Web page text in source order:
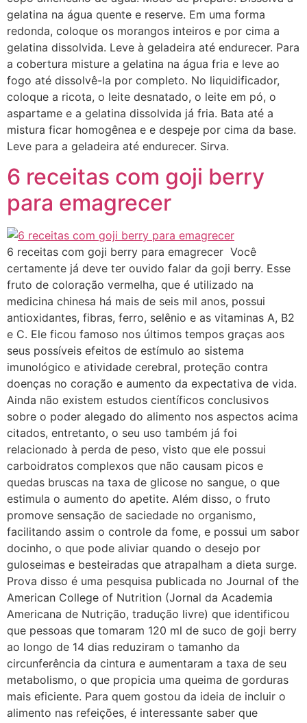
gelatina na água quente e reserve. Em uma forma
redonda, coloque os morangos inteiros e por cima a
gelatina dissolvida. Leve à geladeira até endurecer. Para
a cobertura misture a gelatina na água fria e leve ao
fogo até dissolvê-la por completo. No liquidificador,
coloque a ricota, o leite desnatado, o leite em pó, o
aspartame e a gelatina dissolvida já fria. Bata até a
mistura ficar homogênea e e despeje por cima da base.
Leve para a geladeira até endurecer. Sirva.
6 receitas com goji berry
para emagrecer
6 receitas com goji berry para emagrecer Você
certamente já deve ter ouvido falar da goji berry. Esse
fruto de coloração vermelha, que é utilizado na
medicina chinesa há mais de seis mil anos, possui
antioxidantes, fibras, ferro, selênio e as vitaminas A, B2
e C. Ele ficou famoso nos últimos tempos graças aos
seus possíveis efeitos de estímulo ao sistema
imunológico e atividade cerebral, proteção contra
doenças no coração e aumento da expectativa de vida.
Ainda não existem estudos científicos conclusivos
sobre o poder alegado do alimento nos aspectos acima
citados, entretanto, o seu uso também já foi
relacionado à perda de peso, visto que ele possui
carboidratos complexos que não causam picos e
quedas bruscas na taxa de glicose no sangue, o que
estimula o aumento do apetite. Além disso, o fruto
promove sensação de saciedade no organismo,
facilitando assim o controle da fome, e possui um sabor
docinho, o que pode aliviar quando o desejo por
guloseimas e besteiradas que atrapalham a dieta surge.
Prova disso é uma pesquisa publicada no Journal of the
American College of Nutrition (Jornal da Academia
Americana de Nutrição, tradução livre) que identificou
que pessoas que tomaram 120 ml de suco de goji berry
ao longo de 14 dias reduziram o tamanho da
circunferência da cintura e aumentaram a taxa de seu
metabolismo, o que propicia uma queima de gorduras
mais eficiente. Para quem gostou da ideia de incluir o
alimento nas refeições, é interessante saber que